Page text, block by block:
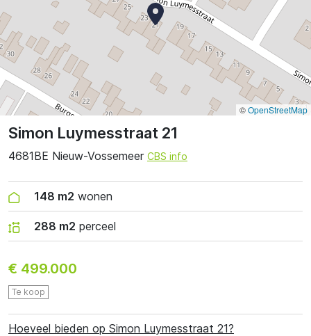
Simon Luymesstraat 21
4681BE Nieuw-Vossemeer CBS info
148 m2 wonen
288 m2 perceel
€ 499.000
Te koop
Hoeveel bieden op Simon Luymesstraat 21?
©OpenStreetMap